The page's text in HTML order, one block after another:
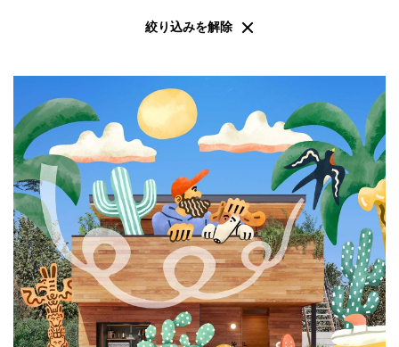
要
企業の
方へ
お問い
合わせ
プライ
バシー
ポリシ
ー
採用情
報
絞り込みを解除